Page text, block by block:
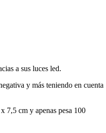
a sus luces led.
y más teniendo en cuenta
7,5 cm y apenas pesa 100